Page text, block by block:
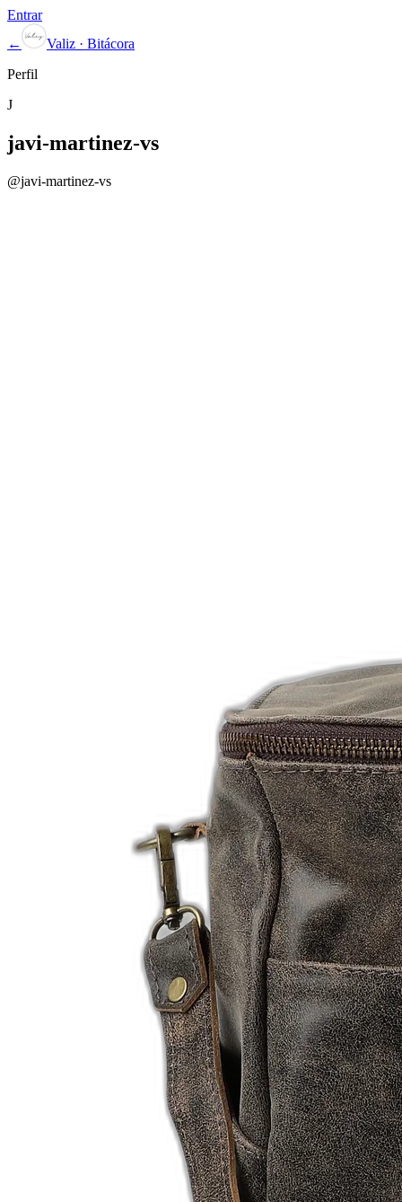
Entrar
←
Valiz · Bitácora
Perfil
J
javi-martinez-vs
@javi-martinez-vs